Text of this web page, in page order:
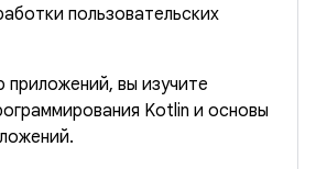
пользовательских
вы изучите
Kotlin и основы